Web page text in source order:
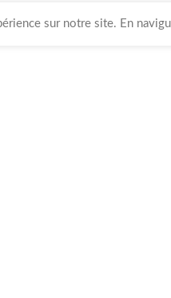
sur notre site. En